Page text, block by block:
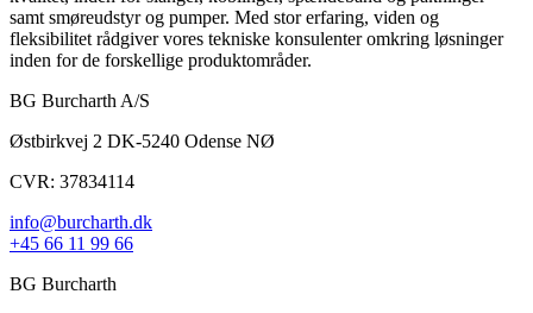
samt smøreudstyr og pumper. Med stor erfaring, viden og
fleksibilitet rådgiver vores tekniske konsulenter omkring løsninger
inden for de forskellige produktområder.
BG Burcharth A/S
Østbirkvej 2 DK-5240 Odense NØ
CVR: 37834114
info@burcharth.dk
+45 66 11 99 66
BG Burcharth